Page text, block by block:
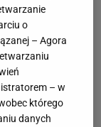
o
– Agora
– w
którego
danych